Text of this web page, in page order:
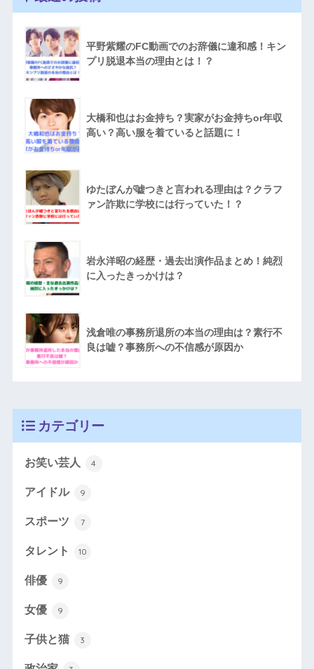
平野紫耀のFC動画でのお辞儀に違和感！キン
プリ脱退本当の理由とは！？
大橋和也はお金持ち？実家がお金持ちor年収
高い？高い服を着ていると話題に！
ゆたぼんが嘘つきと言われる理由は？クラフ
ァン詐欺に学校には行っていた！？
岩永洋昭の経歴・過去出演作品まとめ！純烈
に入ったきっかけは？
浅倉唯の事務所退所の本当の理由は？素行不
良は嘘？事務所への不信感が原因か
カテゴリー
お笑い芸人 4
アイドル 9
スポーツ 7
タレント 10
俳優 9
女優 9
子供と猫 3